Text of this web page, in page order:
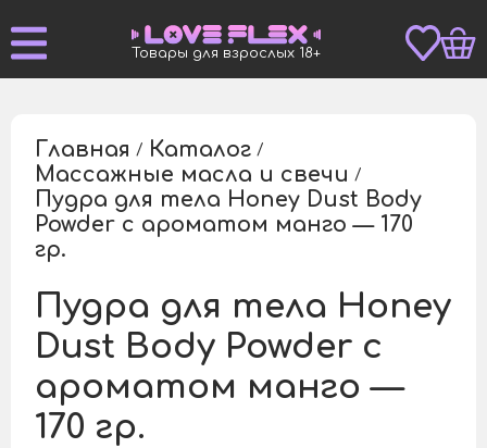
Товары для взрослых 18+
Главная / Каталог /
Массажные масла и свечи /
Пудра для тела Honey Dust Body
Powder с ароматом манго — 170
гр.
Пудра для тела Honey
Dust Body Powder с
ароматом манго —
170 гр.